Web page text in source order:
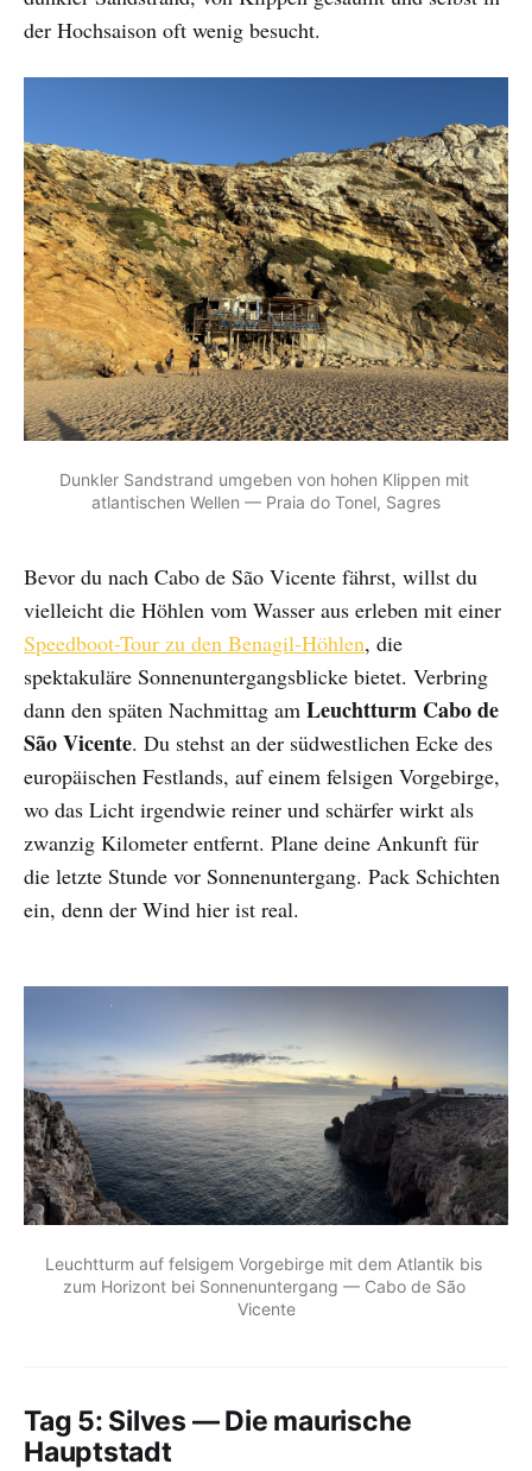
der Hochsaison oft wenig besucht.
Dunkler Sandstrand umgeben von hohen Klippen mit
atlantischen Wellen — Praia do Tonel, Sagres
Bevor du nach Cabo de São Vicente fährst, willst du
vielleicht die Höhlen vom Wasser aus erleben mit einer
Speedboot-Tour zu den Benagil-Höhlen, die
spektakuläre Sonnenuntergangsblicke bietet. Verbring
dann den späten Nachmittag am Leuchtturm Cabo de
São Vicente. Du stehst an der südwestlichen Ecke des
europäischen Festlands, auf einem felsigen Vorgebirge,
wo das Licht irgendwie reiner und schärfer wirkt als
zwanzig Kilometer entfernt. Plane deine Ankunft für
die letzte Stunde vor Sonnenuntergang. Pack Schichten
ein, denn der Wind hier ist real.
Leuchtturm auf felsigem Vorgebirge mit dem Atlantik bis
zum Horizont bei Sonnenuntergang — Cabo de São
Vicente
Tag 5: Silves — Die maurische
Hauptstadt